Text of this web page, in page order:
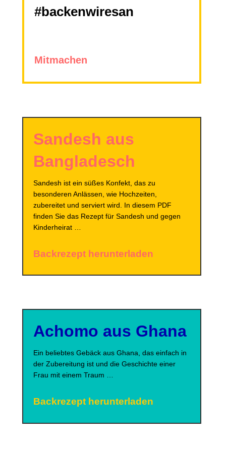
#backenwiresan
Mitmachen
Sandesh aus
Bangladesch
Sandesh ist ein süßes Konfekt, das zu
besonderen Anlässen, wie Hochzeiten,
zubereitet und serviert wird. In diesem PDF
finden Sie das Rezept für Sandesh und gegen
Kinderheirat …
Backrezept herunterladen
Achomo aus Ghana
Ein beliebtes Gebäck aus Ghana, das einfach in
der Zubereitung ist und die Geschichte einer
Frau mit einem Traum …
Backrezept herunterladen